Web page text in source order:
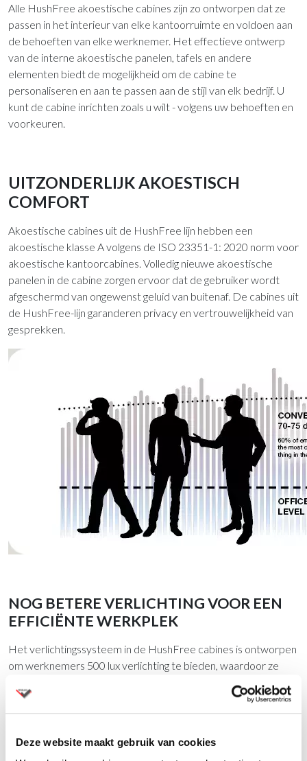
Deze website maakt gebruik van cookies
Alle HushFree akoestische cabines zijn zo ontworpen dat ze
passen in het interieur van elke kantoorruimte en voldoen aan
de behoeften van elke werknemer. Het effectieve ontwerp
van de interne akoestische panelen, tafels en andere
elementen biedt de mogelijkheid om de cabine te
personaliseren en aan te passen aan de stijl van elk bedrijf. U
kunt de cabine inrichten zoals u wilt - volgens uw behoeften en
voorkeuren.
UITZONDERLIJK AKOESTISCH
COMFORT
Akoestische cabines uit de HushFree lijn hebben een
akoestische klasse A volgens de ISO 23351-1: 2020 norm voor
akoestische kantoorcabines. Volledig nieuwe akoestische
panelen in de cabine zorgen ervoor dat de gebruiker wordt
afgeschermd van ongewenst geluid van buitenaf. De cabines uit
de HushFree-lijn garanderen privacy en vertrouwelijkheid van
gesprekken.
NOG BETERE VERLICHTING VOOR EEN
EFFICIËNTE WERKPLEK
Het verlichtingssysteem in de HushFree cabines is ontworpen
om werknemers 500 lux verlichting te bieden, waardoor ze
gesprekken. De verlichting wordt geregeld met één druk op de
knop - u kunt de verlichtingsparameters aanpassen aan uw